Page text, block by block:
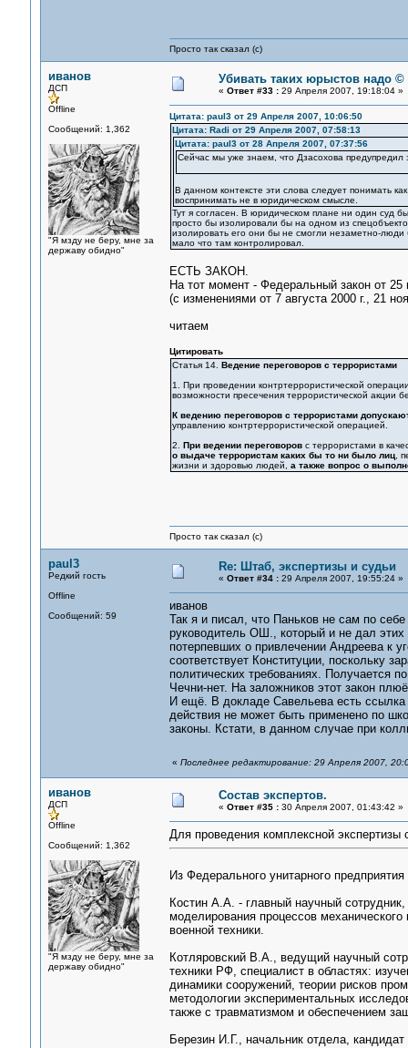
Просто так сказал (с)
иванов
ДСП
Offline
Сообщений: 1,362
"Я мзду не беру, мне за
державу обидно"
Убивать таких юрыстов надо ©
« Ответ #33 :29 Апреля 2007, 19:18:04 »
Цитата: paul3 от 29 Апреля 2007, 10:06:50
Цитата: Radi от 29 Апреля 2007, 07:58:13
Цитата: paul3 от 28 Апреля 2007, 07:37:56
Сейчас мы уже знаем, что Дзасохова
В данном контексте эти слова следует понимать
воспринимать не в юридическом смысле.
Тут я согласен. В юридическом плане ни один суд
просто бы изолировали бы на одном из
изолировать его они бы не смогли незаметно-люди
мало что там контролировал.
ЕСТЬ ЗАКОН.
На тот момент - Федеральный закон от
(с изменениями от 7 августа 2000 г., 21
читаем
Цитировать
Статья 14. Ведение переговоров с террористами
1. При проведении контртеррористической
возможности пресечения террористической акции
К ведению переговоров с террористами
управлению контртеррористической операцией.
2. При ведении переговоровс террористами в
о выдаче террористам каких бы то ни было лиц,
жизни и здоровью людей, а также вопрос о
Просто так сказал (с)
paul3
Редкий гость
Offline
Сообщений: 59
Re: Штаб, экспертизы и судьи
« Ответ #34 :29 Апреля 2007, 19:55:24 »
иванов
Так я и писал, что Паньков не сам по
руководитель ОШ., который и не дал
потерпевших о привлечении Андреева к
соответствует Конституции, поскольку
политических требованиях. Получается
Чечни-нет. На заложников этот закон
И ещё. В докладе Савельева есть ссылка
действия не может быть применено по
законы. Кстати, в данном случае при
« Последнее редактирование: 29 Апреля 2007,
иванов
ДСП
Offline
Сообщений: 1,362
"Я мзду не беру, мне за
державу обидно"
Состав экспертов.
« Ответ #35 :30 Апреля 2007, 01:43:42 »
Для проведения комплексной экспертизы
Из Федерального унитарного
Костин А.А. - главный научный
моделирования процессов
военной техники.
Котляровский В.А., ведущий научный
техники РФ, специалист в областях:
динамики сооружений, теории рисков
методологии экспериментальных
также с травматизмом и обеспечением
Березин И.Г., начальник отдела,